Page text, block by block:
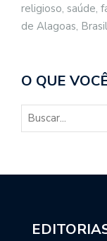
religioso, saúde,
de Alagoas,
O QUE